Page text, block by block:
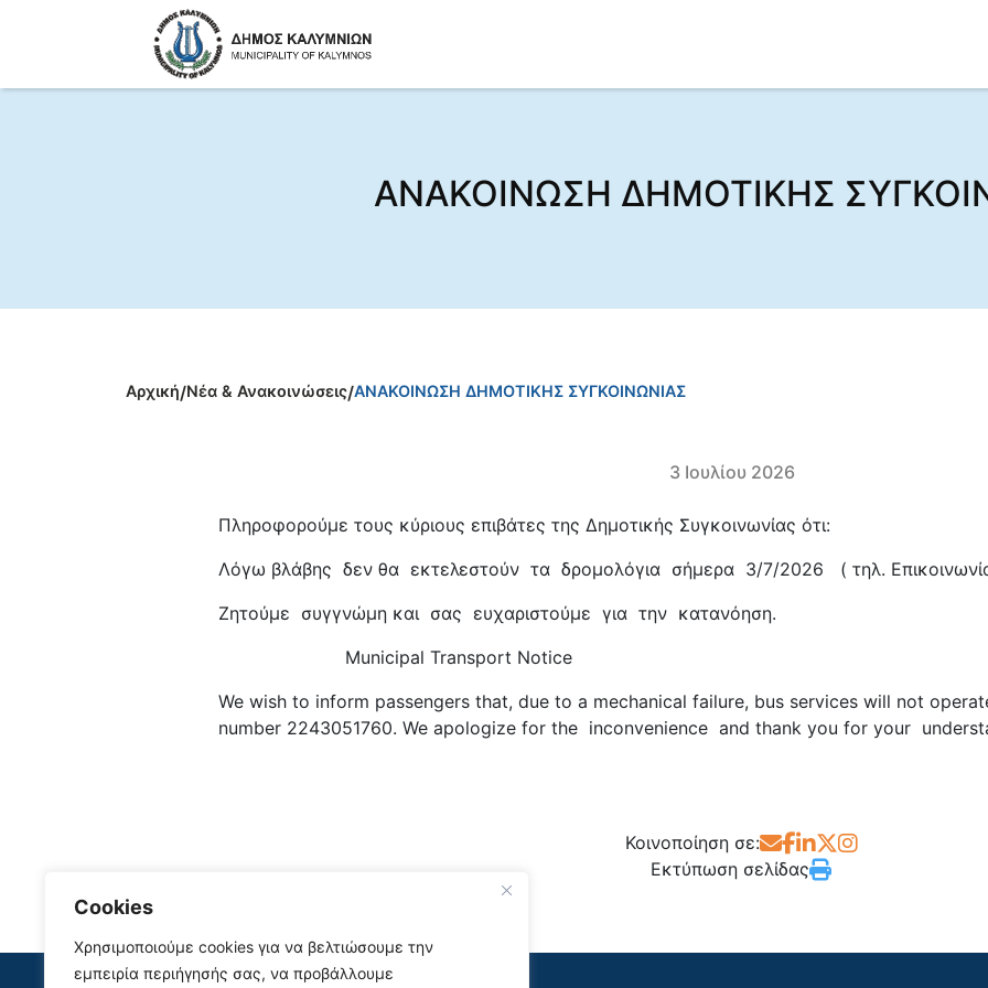
Cookies
Χρησιμοποιούμε cookies για να βελτιώσουμε την
εμπειρία περιήγησής σας, να προβάλλουμε
ΑΝΑΚΟΙΝΩΣΗ ΔΗΜΟΤΙΚΗΣ
Αρχική/Νέα & Ανακοινώσεις/ΑΝΑΚΟΙΝΩΣΗ ΔΗΜΟΤΙΚΗΣ ΣΥΓΚΟΙΝΩΝΙΑΣ
3 Ιουλίου 2026
Πληροφορούμε τους κύριους επιβάτες της Δημοτικής Συγκοινωνίας ότι:
Λόγω βλάβης δεν θα εκτελεστούν τα δρομολόγια σήμερα 3/7/2026 ( τηλ.
Ζητούμε συγγνώμη και σας ευχαριστούμε για την κατανόηση.
Municipal Transport Notice
We wish to inform passengers that, due to a mechanical failure, bus services will not
number 2243051760. We apologize for the inconvenience and thank you for your
Κοινοποίηση σε:
Εκτύπωση σελίδας
Site Map